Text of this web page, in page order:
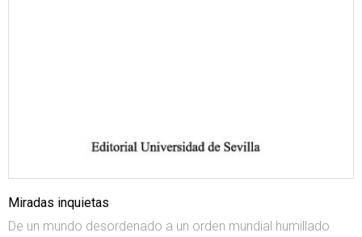
Miradas inquietas
De un mundo desordenado a un orden mundial humillado